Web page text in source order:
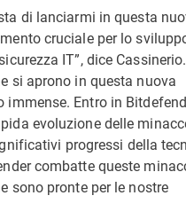
di lanciarmi in questa
cruciale per lo
IT”, dice
si aprono in questa nuova
immense. Entro in
evoluzione delle
progressi della
combatte queste
sono pronte per le nostre